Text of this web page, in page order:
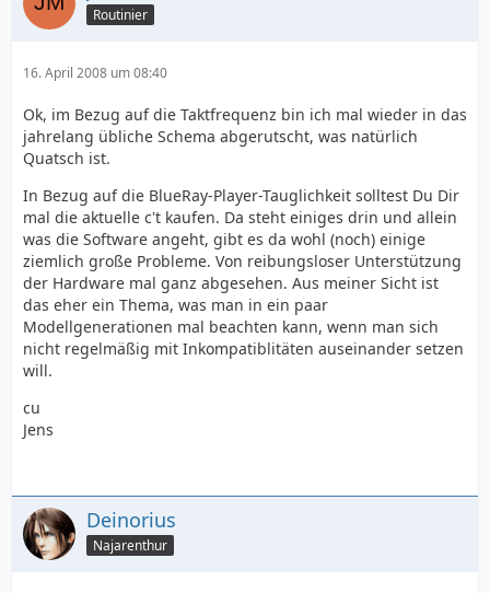
Routinier
16. April 2008 um 08:40
Ok, im Bezug auf die Taktfrequenz bin ich mal wieder in das
jahrelang übliche Schema abgerutscht, was natürlich
Quatsch ist.
In Bezug auf die BlueRay-Player-Tauglichkeit solltest Du Dir
mal die aktuelle c't kaufen. Da steht einiges drin und allein
was die Software angeht, gibt es da wohl (noch) einige
ziemlich große Probleme. Von reibungsloser Unterstützung
der Hardware mal ganz abgesehen. Aus meiner Sicht ist
das eher ein Thema, was man in ein paar
Modellgenerationen mal beachten kann, wenn man sich
nicht regelmäßig mit Inkompatiblitäten auseinander setzen
will.
cu
Jens
Deinorius
Najarenthur